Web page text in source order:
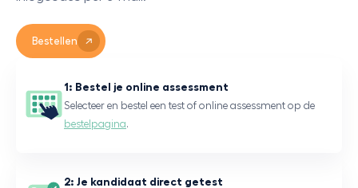
Bestellen
1: Bestel je online assessment
Selecteer en bestel een test of online assessment op de
bestelpagina.
2: Je kandidaat direct getest